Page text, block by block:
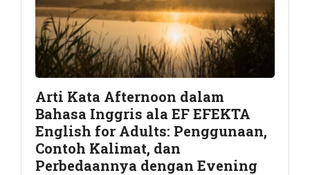
Arti Kata Afternoon dalam
Bahasa Inggris ala EF EFEKTA
English for Adults: Penggunaan,
Contoh Kalimat, dan
Perbedaannya dengan Evening